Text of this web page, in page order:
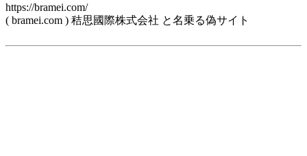
https://bramei.com/
( bramei.com ) 秸思國際株式会社 と名乗る偽サイト